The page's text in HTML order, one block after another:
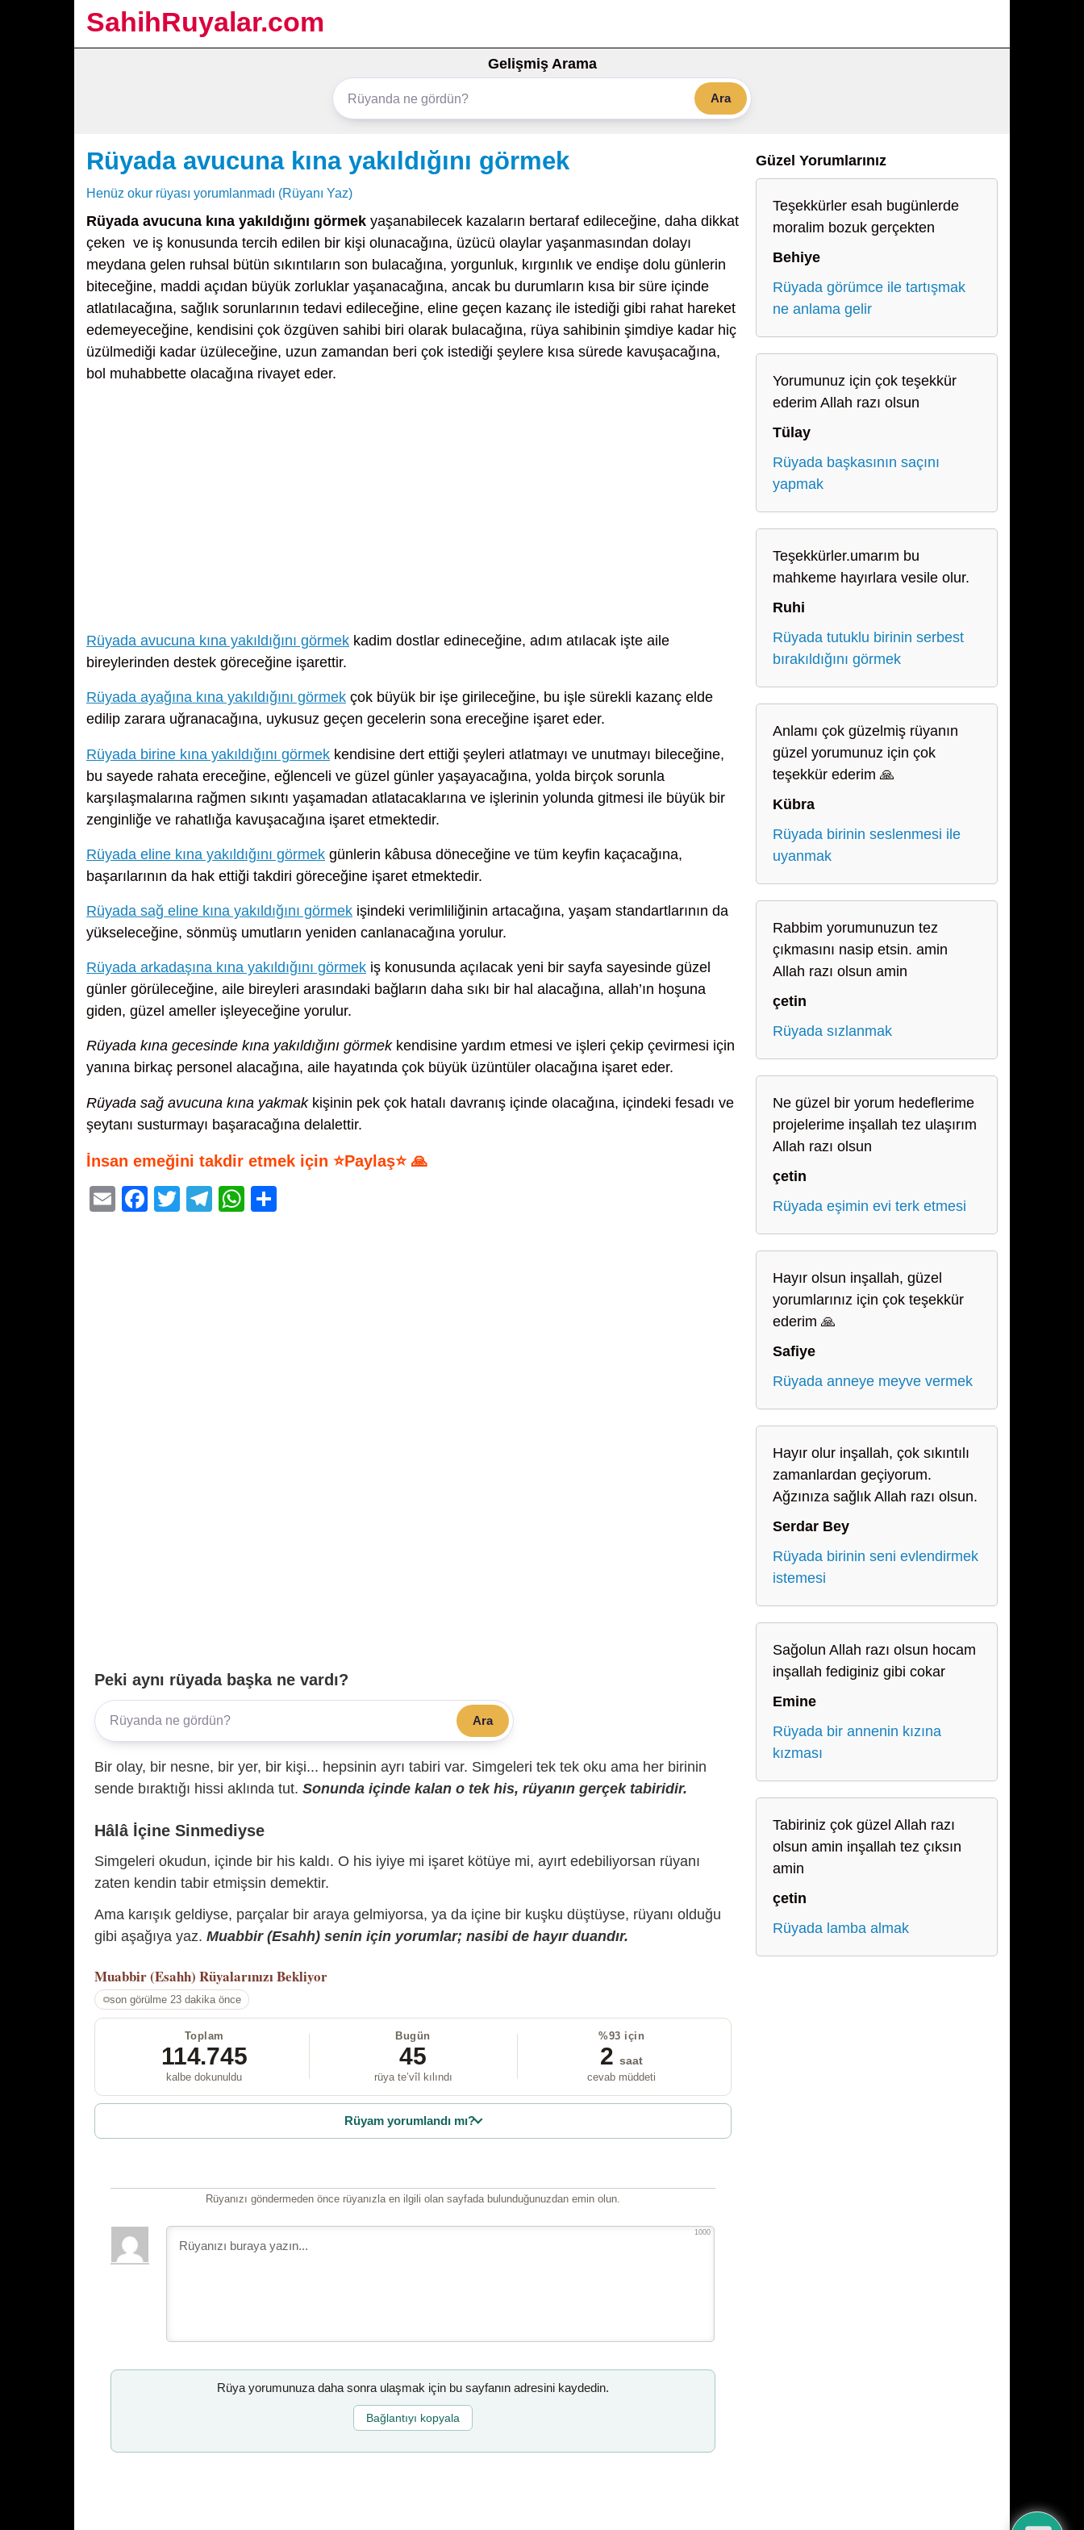
SahihRuyalar.com
Gelişmiş Arama
Ara
Rüyada avucuna kına yakıldığını görmek
Henüz okur rüyası yorumlanmadı (Rüyanı Yaz)
Rüyada avucuna kına yakıldığını görmek yaşanabilecek kazaların bertaraf edileceğine, daha dikkat
çeken ve iş konusunda tercih edilen bir kişi olunacağına, üzücü olaylar yaşanmasından dolayı
meydana gelen ruhsal bütün sıkıntıların son bulacağına, yorgunluk, kırgınlık ve endişe dolu günlerin
biteceğine, maddi açıdan büyük zorluklar yaşanacağına, ancak bu durumların kısa bir süre içinde
atlatılacağına, sağlık sorunlarının tedavi edileceğine, eline geçen kazanç ile istediği gibi rahat hareket
edemeyeceğine, kendisini çok özgüven sahibi biri olarak bulacağına, rüya sahibinin şimdiye kadar hiç
üzülmediği kadar üzüleceğine, uzun zamandan beri çok istediği şeylere kısa sürede kavuşacağına,
bol muhabbette olacağına rivayet eder.
Rüyada avucuna kına yakıldığını görmek kadim dostlar edineceğine, adım atılacak işte aile
bireylerinden destek göreceğine işarettir.
Rüyada ayağına kına yakıldığını görmek çok büyük bir işe girileceğine, bu işle sürekli kazanç elde
edilip zarara uğranacağına, uykusuz geçen gecelerin sona ereceğine işaret eder.
Rüyada birine kına yakıldığını görmek kendisine dert ettiği şeyleri atlatmayı ve unutmayı bileceğine,
bu sayede rahata ereceğine, eğlenceli ve güzel günler yaşayacağına, yolda birçok sorunla
karşılaşmalarına rağmen sıkıntı yaşamadan atlatacaklarına ve işlerinin yolunda gitmesi ile büyük bir
zenginliğe ve rahatlığa kavuşacağına işaret etmektedir.
Rüyada eline kına yakıldığını görmek günlerin kâbusa döneceğine ve tüm keyfin kaçacağına,
başarılarının da hak ettiği takdiri göreceğine işaret etmektedir.
Rüyada sağ eline kına yakıldığını görmek işindeki verimliliğinin artacağına, yaşam standartlarının da
yükseleceğine, sönmüş umutların yeniden canlanacağına yorulur.
Rüyada arkadaşına kına yakıldığını görmek iş konusunda açılacak yeni bir sayfa sayesinde güzel
günler görüleceğine, aile bireyleri arasındaki bağların daha sıkı bir hal alacağına, allah’ın hoşuna
giden, güzel ameller işleyeceğine yorulur.
Rüyada kına gecesinde kına yakıldığını görmekkendisine yardım etmesi ve işleri çekip çevirmesi için
yanına birkaç personel alacağına, aile hayatında çok büyük üzüntüler olacağına işaret eder.
Rüyada sağ avucuna kına yakmakkişinin pek çok hatalı davranış içinde olacağına, içindeki fesadı ve
şeytanı susturmayı başaracağına delalettir.
İnsan emeğini takdir etmek için ⭐Paylaş⭐ 🙏
E
F
T
T
W
Peki aynı rüyada başka ne vardı?
Ara
Bir olay, bir nesne, bir yer, bir kişi... hepsinin ayrı tabiri var. Simgeleri tek tek oku ama her birinin
sende bıraktığı hissi aklında tut. Sonunda içinde kalan o tek his, rüyanın gerçek tabiridir.
Hâlâ İçine Sinmediyse
Simgeleri okudun, içinde bir his kaldı. O his iyiye mi işaret kötüye mi, ayırt edebiliyorsan rüyanı
zaten kendin tabir etmişsin demektir.
Ama karışık geldiyse, parçalar bir araya gelmiyorsa, ya da içine bir kuşku düştüyse, rüyanı olduğu
gibi aşağıya yaz. Muabbir (Esahh) senin için yorumlar; nasibi de hayır duandır.
Muabbir (Esahh) Rüyalarınızı Bekliyor
son görülme 23 dakika önce
Toplam
114.745
kalbe dokunuldu
Bugün
45
rüya te’vîl kılındı
%93 için
2 saat
cevab müddeti
Rüyam yorumlandı mı?
Rüyanızı göndermeden önce rüyanızla en ilgili olan sayfada bulunduğunuzdan emin olun.
1000
Rüya yorumunuza daha sonra ulaşmak için bu sayfanın adresini kaydedin.
Bağlantıyı kopyala
Güzel Yorumlarınız
Teşekkürler esah bugünlerde
moralim bozuk gerçekten
Behiye
Rüyada görümce ile tartışmak
ne anlama gelir
Yorumunuz için çok teşekkür
ederim Allah razı olsun
Tülay
Rüyada başkasının saçını
yapmak
Teşekkürler.umarım bu
mahkeme hayırlara vesile olur.
Ruhi
Rüyada tutuklu birinin serbest
bırakıldığını görmek
Anlamı çok güzelmiş rüyanın
güzel yorumunuz için çok
teşekkür ederim 🙏
Kübra
Rüyada birinin seslenmesi ile
uyanmak
Rabbim yorumunuzun tez
çıkmasını nasip etsin. amin
Allah razı olsun amin
çetin
Rüyada sızlanmak
Ne güzel bir yorum hedeflerime
projelerime inşallah tez ulaşırım
Allah razı olsun
çetin
Rüyada eşimin evi terk etmesi
Hayır olsun inşallah, güzel
yorumlarınız için çok teşekkür
ederim 🙏
Safiye
Rüyada anneye meyve vermek
Hayır olur inşallah, çok sıkıntılı
zamanlardan geçiyorum.
Ağzınıza sağlık Allah razı olsun.
Serdar Bey
Rüyada birinin seni evlendirmek
istemesi
Sağolun Allah razı olsun hocam
inşallah fediginiz gibi cokar
Emine
Rüyada bir annenin kızına
kızması
Tabiriniz çok güzel Allah razı
olsun amin inşallah tez çıksın
amin
çetin
Rüyada lamba almak